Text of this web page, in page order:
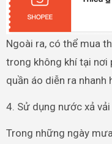
Ngoài ra, có thể mua
trong không khí tại nơi
quần áo diễn ra nhanh
4. Sử dụng nước xả
Trong những ngày